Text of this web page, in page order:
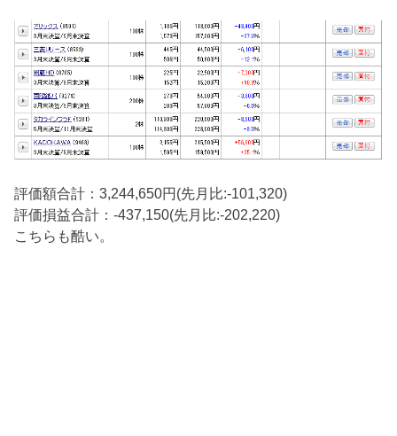
評価額合計：3,244,650円(先月比:-101,320)
評価損益合計：-437,150(先月比:-202,220)
こちらも酷い。